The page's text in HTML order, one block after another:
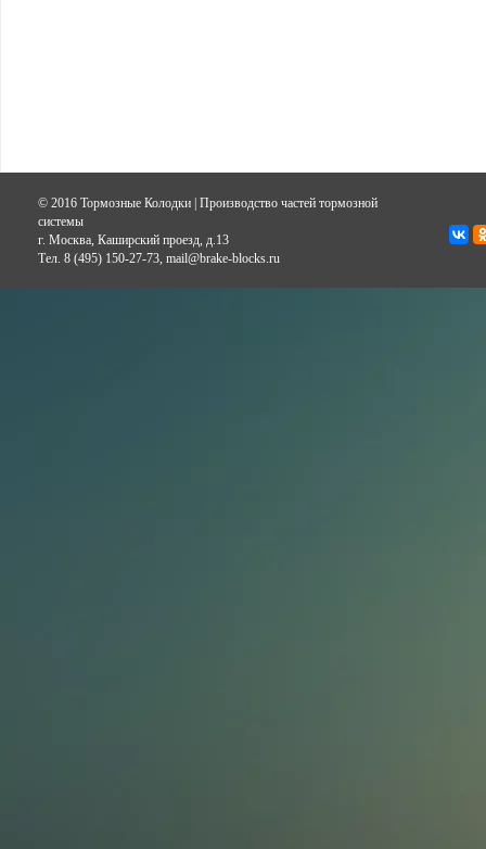
© 2016 Тормозные Колодки | Производство частей тормозной
системы
г. Москва, Каширский проезд, д.13
Тел. 8 (495) 150-27-73, mail@brake-blocks.ru